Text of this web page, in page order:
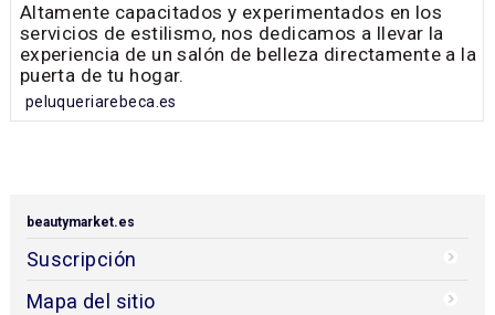
Altamente capacitados y experimentados en los
servicios de estilismo, nos dedicamos a llevar la
experiencia de un salón de belleza directamente a la
puerta de tu hogar.
peluqueriarebeca.es
beautymarket.es
Suscripción
Mapa del sitio